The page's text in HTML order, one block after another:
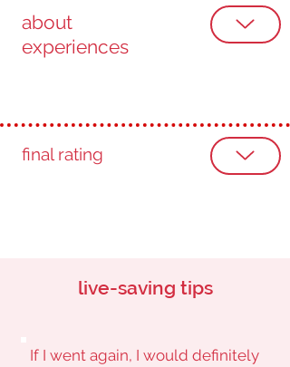
about
experiences
final rating
live-saving tips
If I went again, I would definitely